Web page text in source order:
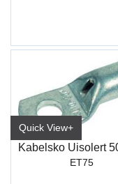
Quick View+
ET75